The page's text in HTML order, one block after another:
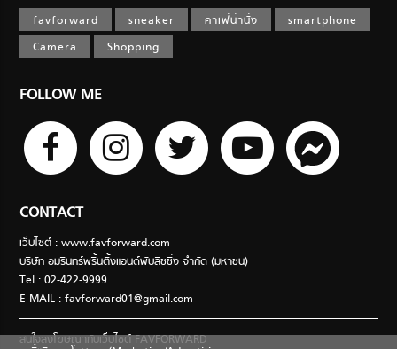
favforward sneaker คาเฟ่น่านั่ง
smartphone
Camera
Shopping
FOLLOW ME
CONTACT
เว็บไซต์ : www.favforward.com
บริษัท อมรินทร์พริ้นติ้งแอนด์พับลิชชิ่ง จำกัด (มหาชน)
Tel : 02-422-9999
E-MAIL :favforward01@gmail.com
สนใจลงโฆษณากับเว็บไซต์ FAVFORWARD